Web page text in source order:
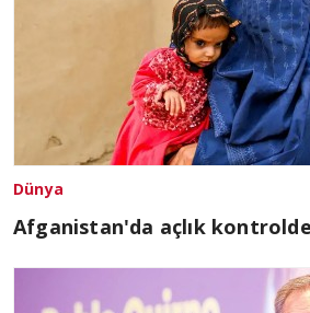
Dünya
Afganistan'da açlık